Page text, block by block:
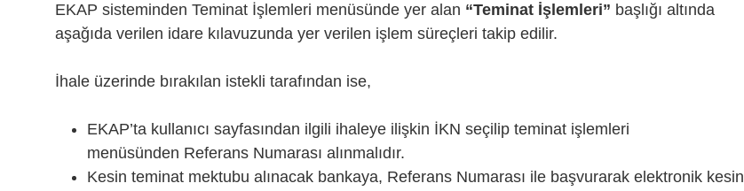
EKAP sisteminden Teminat İşlemleri menüsünde yer alan “Teminat İşlemleri” başlığı altında
aşağıda verilen idare kılavuzunda yer verilen işlem süreçleri takip edilir.
İhale üzerinde bırakılan istekli tarafından ise,
EKAP’ta kullanıcı sayfasından ilgili ihaleye ilişkin İKN seçilip teminat işlemleri
menüsünden Referans Numarası alınmalıdır.
Kesin teminat mektubu alınacak bankaya, Referans Numarası ile başvurarak elektronik kesin